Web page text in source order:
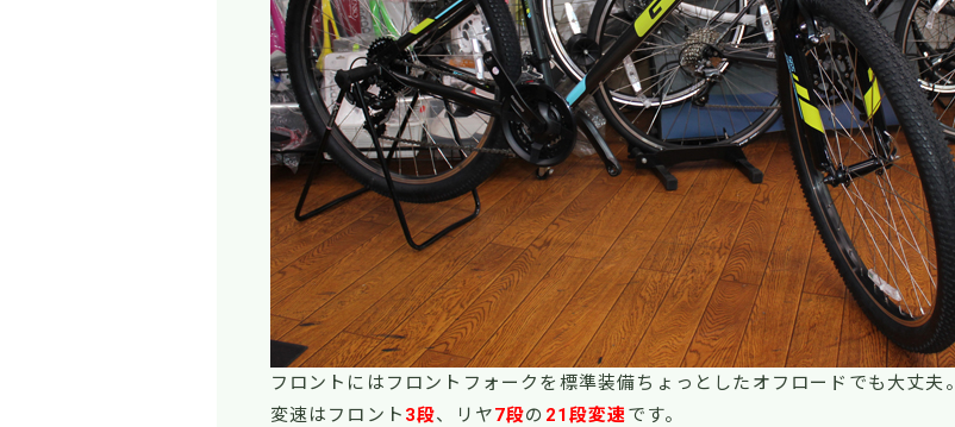
フロントにはフロントフォークを標準装備ちょっとしたオフロードでも大丈夫。
変速はフロント 3段、リヤ7段の 21段変速 です。